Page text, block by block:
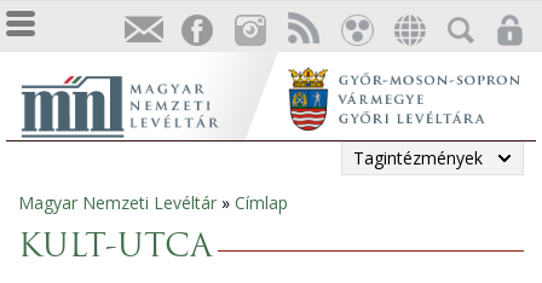
Tagintézmények
Jelenlegi
hely
Magyar Nemzeti Levéltár » Címlap
KULT-UTCA